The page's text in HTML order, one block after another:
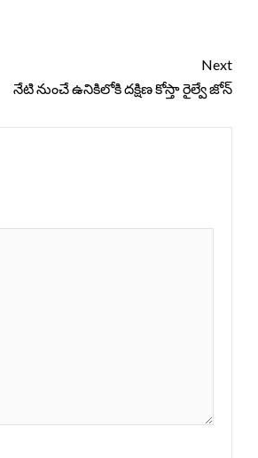
Next
నేటి నుంచే ఉనికిలోకి దక్షిణ కోస్తా రైల్వే జోన్‌